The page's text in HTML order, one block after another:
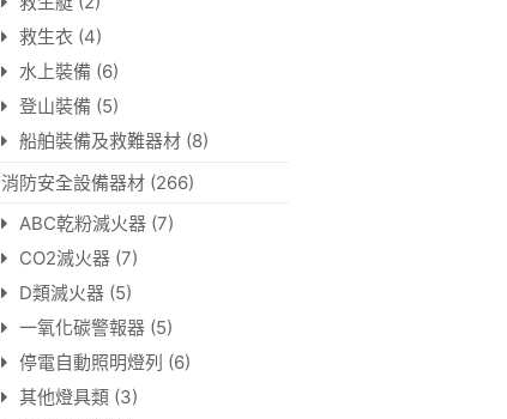
救生衣 (4)
水上裝備 (6)
登山裝備 (5)
船舶裝備及救難器材 (8)
消防安全設備器材 (266)
ABC乾粉滅火器 (7)
CO2滅火器 (7)
D類滅火器 (5)
一氧化碳警報器 (5)
停電自動照明燈列 (6)
其他燈具類 (3)